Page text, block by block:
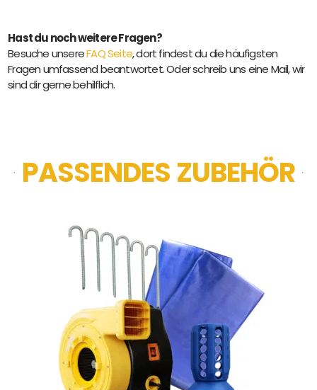
Hast du noch weitere Fragen?
Besuche unsereFAQ Seite, dort findest du die häufigsten
Fragen umfassend beantwortet. Oder schreib uns eine Mail, wir
sind dir gerne behilflich.
PASSENDES ZUBEHÖR